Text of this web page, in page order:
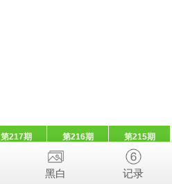
第217期 第216期 第215期
黑白 记录